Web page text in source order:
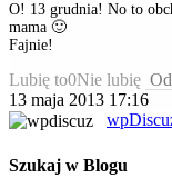
O! 13 grudnia! No to
mama 🙂
Fajnie!
Lubię to0Nie lubię
13 maja 2013 17:16
Szukaj w Blogu